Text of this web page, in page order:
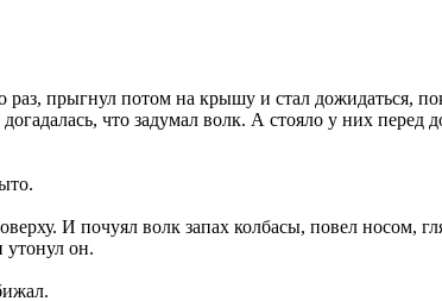
прыгнул потом на крышу и стал дожидаться,
что задумал волк. А стояло у них
И почуял волк запах колбасы, повел носом,
утонул он.